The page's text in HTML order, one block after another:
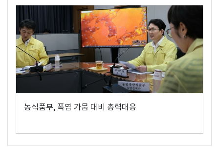
농식품부, 폭염 가뭄 대비 총력대응